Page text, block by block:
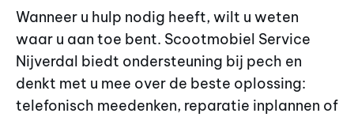
Wanneer u hulp nodig heeft, wilt u weten
waar u aan toe bent. Scootmobiel Service
Nijverdal biedt ondersteuning bij pech en
denkt met u mee over de beste oplossing:
telefonisch meedenken, reparatie inplannen of